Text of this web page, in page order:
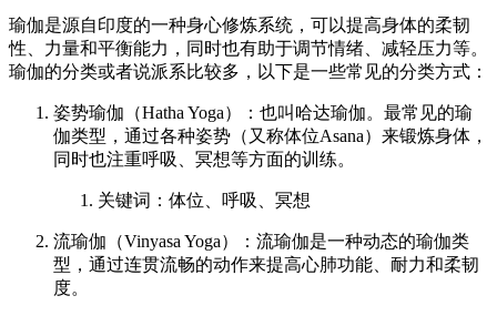
瑜伽是源自印度的一种身心修炼系统，可以提高身体的柔韧
性、力量和平衡能力，同时也有助于调节情绪、减轻压力等。
瑜伽的分类或者说派系比较多，以下是一些常见的分类方式：
姿势瑜伽（Hatha Yoga）：也叫哈达瑜伽。最常见的瑜
伽类型，通过各种姿势（又称体位Asana）来锻炼身体，
同时也注重呼吸、冥想等方面的训练。
关键词：体位、呼吸、冥想
流瑜伽（Vinyasa Yoga）：流瑜伽是一种动态的瑜伽类
型，通过连贯流畅的动作来提高心肺功能、耐力和柔韧
度。